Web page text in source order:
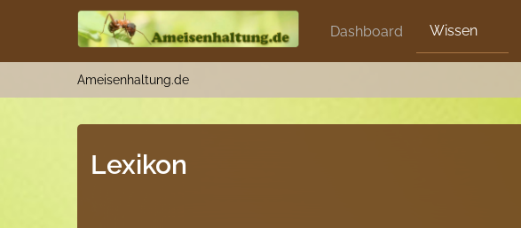
Dashboard Wissen
Ameisenhaltung.de
Lexikon